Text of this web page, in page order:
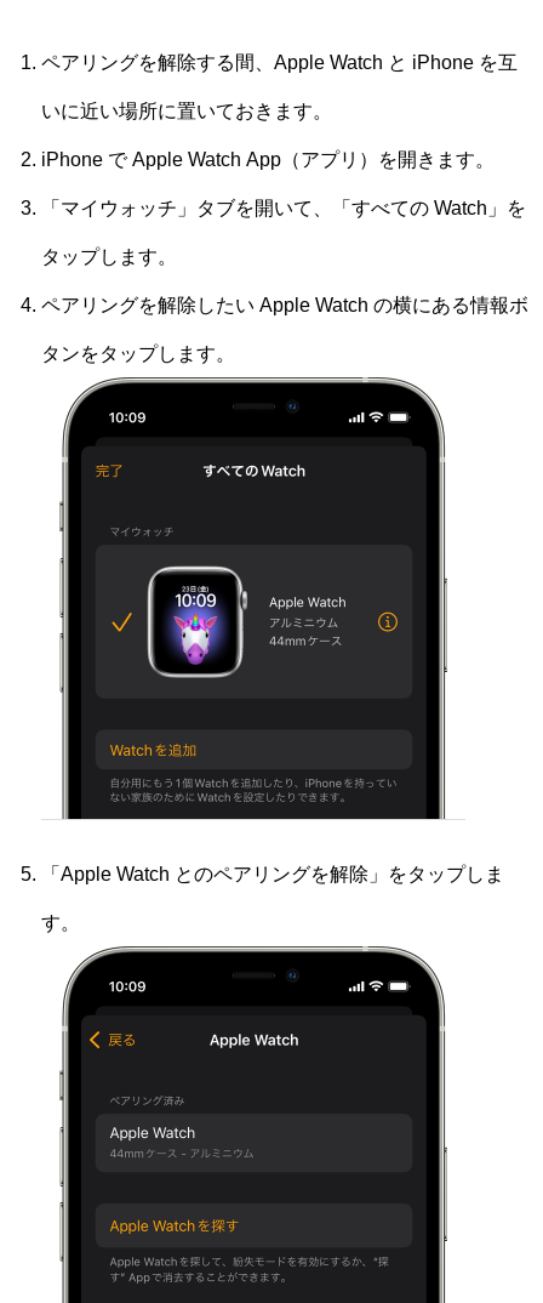
ペアリングを解除する間、Apple Watch と iPhone を互
いに近い場所に置いておきます。
iPhone で Apple Watch App（アプリ）を開きます。
「マイウォッチ」タブを開いて、「すべての Watch」を
タップします。
ペアリングを解除したい Apple Watch の横にある情報ボ
タンをタップします。
「Apple Watch とのペアリングを解除」をタップしま
す。